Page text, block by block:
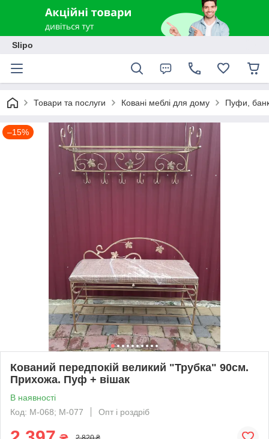
Slipo
Товари та послуги Ковані меблі для дому Пуфи,
–15%
Кований передпокій великий "Трубка" 90см.
Прихожа. Пуф + вішак
В наявності
Код: М-068; М-077
Опт і роздріб